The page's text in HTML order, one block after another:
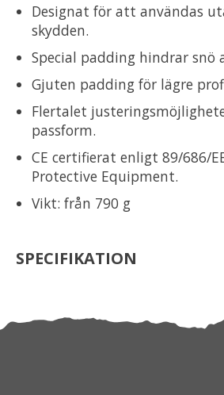
Designat för att användas
skydden.
Special padding hindrar snö
Gjuten padding för lägre
Flertalet
passform.
CE certifierat enligt 89/686/
Protective Equipment.
Vikt: från 790 g
SPECIFIKATION